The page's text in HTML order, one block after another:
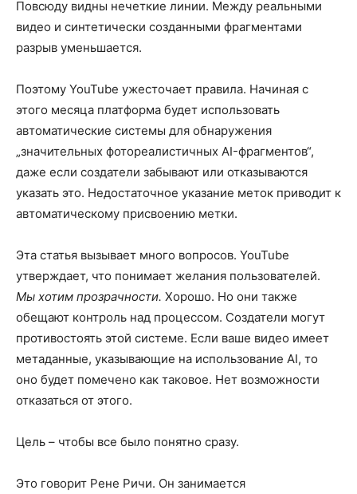
Повсюду видны нечеткие линии. Между реальными
видео и синтетически созданными фрагментами
разрыв уменьшается.
Поэтому YouTube ужесточает правила. Начиная с
этого месяца платформа будет использовать
автоматические системы для обнаружения
„значительных фотореалистичных AI-фрагментов“,
даже если создатели забывают или отказываются
указать это. Недостаточное указание меток приводит к
автоматическому присвоению метки.
Эта статья вызывает много вопросов. YouTube
утверждает, что понимает желания пользователей.
Мы хотим прозрачности. Хорошо. Но они также
обещают контроль над процессом. Создатели могут
противостоять этой системе. Если ваше видео имеет
метаданные, указывающие на использование AI, то
оно будет помечено как таковое. Нет возможности
отказаться от этого.
Цель – чтобы все было понятно сразу.
Это говорит Рене Ричи. Он занимается